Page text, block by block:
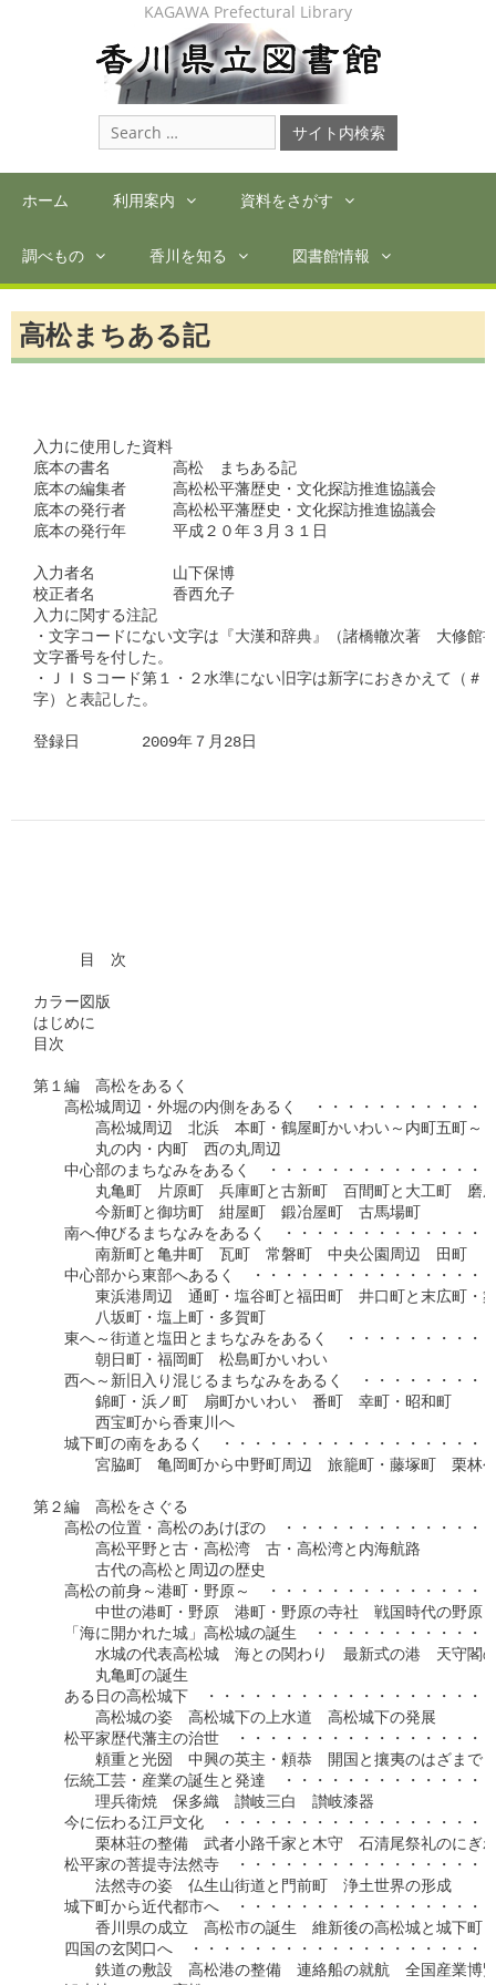
KAGAWA Prefectural Library
Search
for:
ホーム 利用案内 資料をさがす
調べもの 香川を知る 図書館情報
高松まちある記
入力に使用した資料
底本の書名　　　　高松　まちある記
底本の編集者　　　高松松平藩歴史・文化探訪推進協議会
底本の発行者　　　高松松平藩歴史・文化探訪推進協議会
底本の発行年　　　平成２０年３月３１日
入力者名　　　　　山下保博
校正者名　　　　　香西允子
入力に関する注記
・文字コードにない文字は『大漢和辞典』（諸橋轍次著　大修館
文字番号を付した。
・ＪＩＳコード第１・２水準にない旧字は新字におきかえて（＃
字）と表記した。
登録日　　　　2009年７月28日
目　次
カラー図版
はじめに
目次
第１編　高松をあるく
高松城周辺・外堀の内側をあるく　・・・・・・・・・・・
高松城周辺　北浜　本町・鶴屋町かいわい～内町五町～
丸の内・内町　西の丸周辺
中心部のまちなみをあるく　・・・・・・・・・・・・・・
丸亀町　片原町　兵庫町と古新町　百間町と大工町　磨
今新町と御坊町　紺屋町　鍛冶屋町　古馬場町
南へ伸びるまちなみをあるく　・・・・・・・・・・・・・
南新町と亀井町　瓦町　常磐町　中央公園周辺　田町
中心部から東部へあるく　・・・・・・・・・・・・・・・
東浜港周辺　通町・塩谷町と福田町　井口町と末広町・
八坂町・塩上町・多賀町
東へ～街道と塩田とまちなみをあるく　・・・・・・・・・
朝日町・福岡町　松島町かいわい
西へ～新旧入り混じるまちなみをあるく　・・・・・・・・
錦町・浜ノ町　扇町かいわい　番町　幸町・昭和町
西宝町から香東川へ
城下町の南をあるく　・・・・・・・・・・・・・・・・・
宮脇町　亀岡町から中野町周辺　旅籠町・藤塚町　栗林
第２編　高松をさぐる
高松の位置・高松のあけぼの　・・・・・・・・・・・・・
高松平野と古・高松湾　古・高松湾と内海航路
古代の高松と周辺の歴史
高松の前身～港町・野原～　・・・・・・・・・・・・・・
中世の港町・野原　港町・野原の寺社　戦国時代の野原
「海に開かれた城」高松城の誕生　・・・・・・・・・・・
水城の代表高松城　海との関わり　最新式の港　天守閣
丸亀町の誕生
ある日の高松城下　・・・・・・・・・・・・・・・・・・
高松城の姿　高松城下の上水道　高松城下の発展
松平家歴代藩主の治世　・・・・・・・・・・・・・・・・
頼重と光圀　中興の英主・頼恭　開国と攘夷のはざまで
伝統工芸・産業の誕生と発達　・・・・・・・・・・・・・
理兵衛焼　保多織　讃岐三白　讃岐漆器
今に伝わる江戸文化　・・・・・・・・・・・・・・・・・
栗林荘の整備　武者小路千家と木守　石清尾祭礼のにぎ
松平家の菩提寺法然寺　・・・・・・・・・・・・・・・・
法然寺の姿　仏生山街道と門前町　浄土世界の形成
城下町から近代都市へ　・・・・・・・・・・・・・・・・
香川県の成立　高松市の誕生　維新後の高松城と城下町
四国の玄関口へ　・・・・・・・・・・・・・・・・・・・
鉄道の敷設　高松港の整備　連絡船の就航　全国産業博